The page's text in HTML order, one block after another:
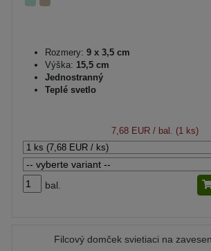
Rozmery: 9 x 3,5 cm
Výška: 15,5 cm
Jednostranný
Teplé svetlo
7,68 EUR / bal. (1 ks)
bal.
Filcový domček svietiaci na